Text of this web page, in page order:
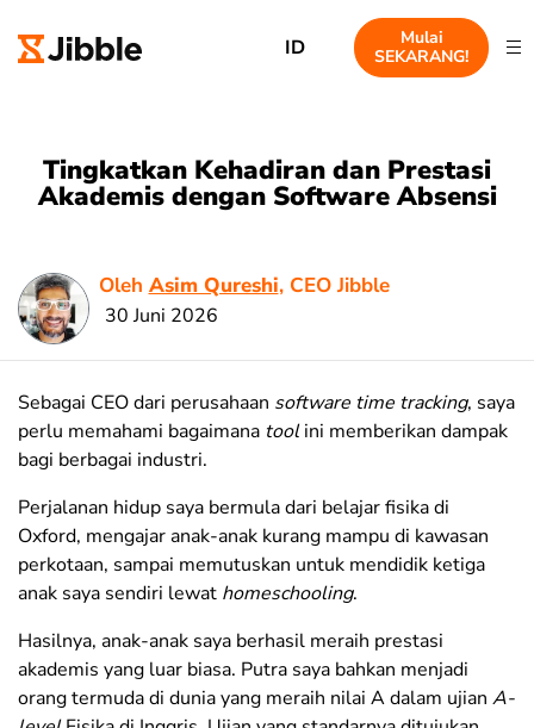
ID
Mulai
SEKARANG!
Tingkatkan Kehadiran dan Prestasi
Akademis dengan Software Absensi
Oleh Asim Qureshi, CEO Jibble
30 Juni 2026
Sebagai CEO dari perusahaan software time tracking, saya
perlu memahami bagaimana toolini memberikan dampak
bagi berbagai industri.
Perjalanan hidup saya bermula dari belajar fisika di
Oxford, mengajar anak-anak kurang mampu di kawasan
perkotaan, sampai memutuskan untuk mendidik ketiga
anak saya sendiri lewat homeschooling.
Hasilnya, anak-anak saya berhasil meraih prestasi
akademis yang luar biasa. Putra saya bahkan menjadi
orang termuda di dunia yang meraih nilai A dalam ujian A-